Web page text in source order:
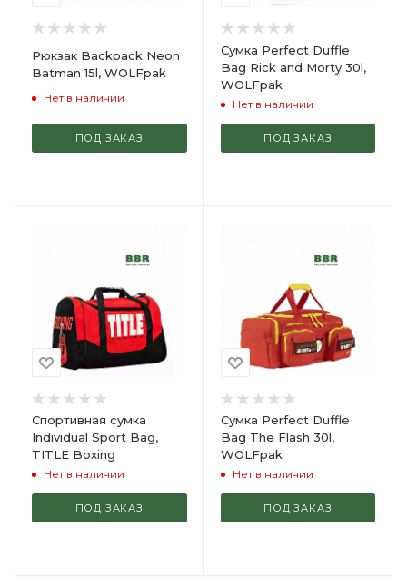
Рюкзак Backpack Neon
Batman 15l, WOLFpak
Нет в наличии
ПОД ЗАКАЗ
Сумка Perfect Duffle
Bag Rick and Morty 30l,
WOLFpak
Нет в наличии
ПОД ЗАКАЗ
Спортивная сумка
Individual Sport Bag,
TITLE Boxing
Нет в наличии
ПОД ЗАКАЗ
Сумка Perfect Duffle
Bag The Flash 30l,
WOLFpak
Нет в наличии
ПОД ЗАКАЗ